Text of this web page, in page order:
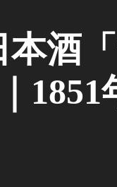
本酒
｜